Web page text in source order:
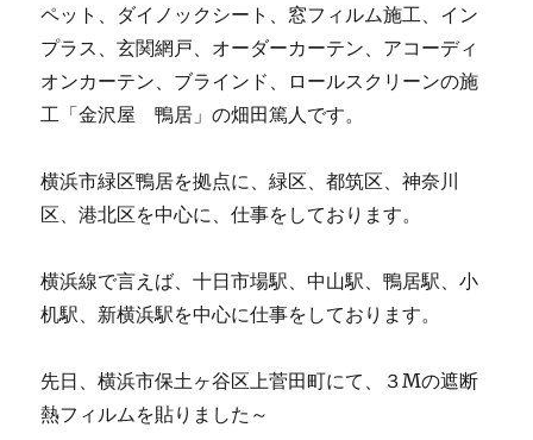
ペット、ダイノックシート、窓フィルム施工、イン
プラス、玄関網戸、オーダーカーテン、アコーディ
オンカーテン、ブラインド、ロールスクリーンの施
工「金沢屋 鴨居」の畑田篤人です。
横浜市緑区鴨居を拠点に、緑区、都筑区、神奈川
区、港北区を中心に、仕事をしております。
横浜線で言えば、十日市場駅、中山駅、鴨居駅、小
机駅、新横浜駅を中心に仕事をしております。
先日、横浜市保土ヶ谷区上菅田町にて、３Mの遮断
熱フィルムを貼りました～